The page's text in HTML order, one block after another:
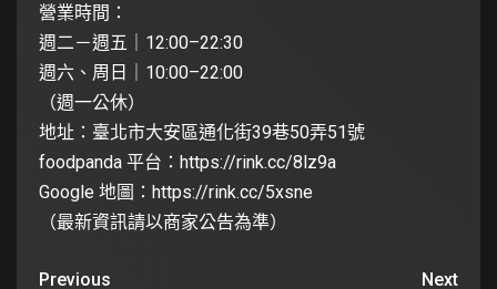
營業時間：
週二－週五｜12:00–22:30
週六、周日｜10:00–22:00
（週一公休）
地址：臺北市大安區通化街39巷50弄51號
foodpanda 平台： https://rink.cc/8lz9a
Google 地圖： https://rink.cc/5xsne
（最新資訊請以商家公告為準）
Previous
Next